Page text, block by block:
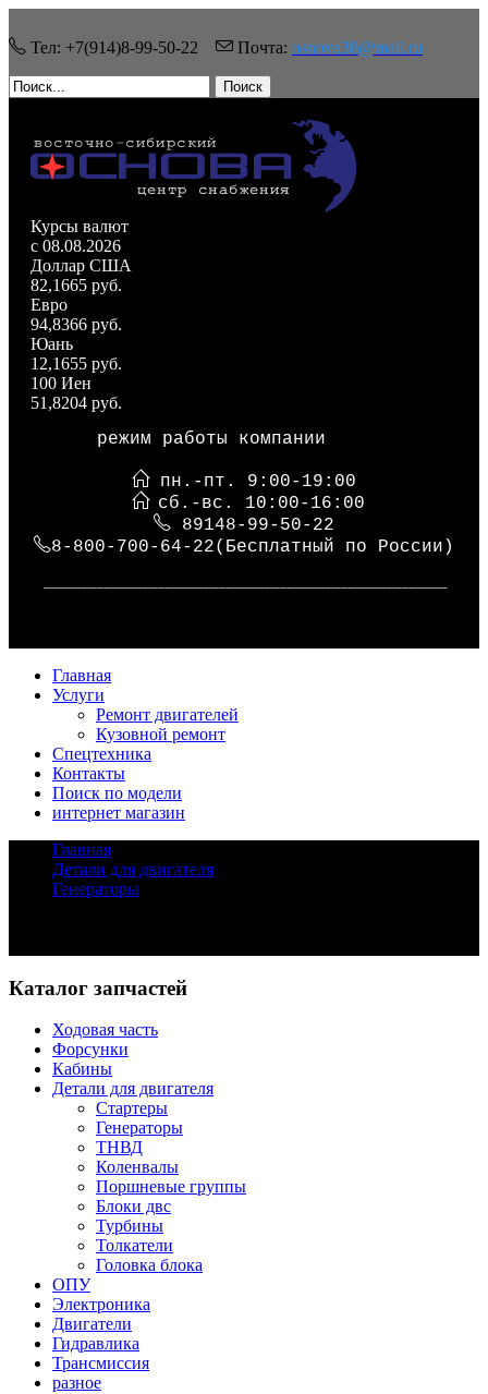
Тел: +7(914)8-99-50-22 Почта: osnova38@mail.ru
Поиск
Курсы валют
c 08.08.2026
Доллар США
82,1665 руб.
Евро
94,8366 руб.
Юань
12,1655 руб.
100 Иен
51,8204 руб.
режим работы компании
пн.-пт. 9:00-19:00
сб.-вс. 10:00-16:00
89148-99-50-22
8-800-700-64-22(Бесплатный по России)
Главная
Услуги
Ремонт двигателей
Кузовной ремонт
Спецтехника
Контакты
Поиск по модели
интернет магазин
Главная
Детали для двигателя
Генераторы
Каталог запчастей
Ходовая часть
Форсунки
Кабины
Детали для двигателя
Стартеры
Генераторы
ТНВД
Коленвалы
Поршневые группы
Блоки двс
Турбины
Толкатели
Головка блока
ОПУ
Электроника
Двигатели
Гидравлика
Трансмиссия
разное